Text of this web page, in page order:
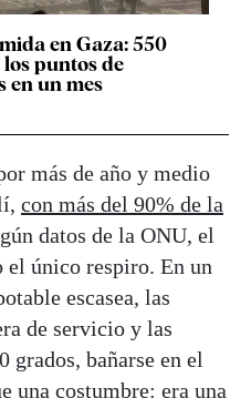
en Gaza: 550
puntos de
en un mes
más de año y medio
con más del 90% de la
datos de la ONU, el
el único respiro. En un
escasea, las
de servicio y las
grados, bañarse en el
una costumbre: era una